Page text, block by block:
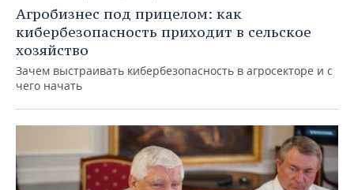
Агробизнес под прицелом: как
кибербезопасность приходит в сельское
хозяйство
Зачем выстраивать кибербезопасность в агросекторе и с
чего начать